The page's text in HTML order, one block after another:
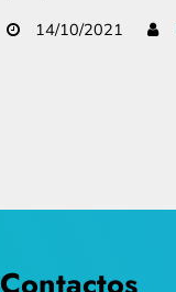
14/10/2021